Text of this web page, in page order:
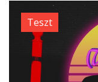
Teszt